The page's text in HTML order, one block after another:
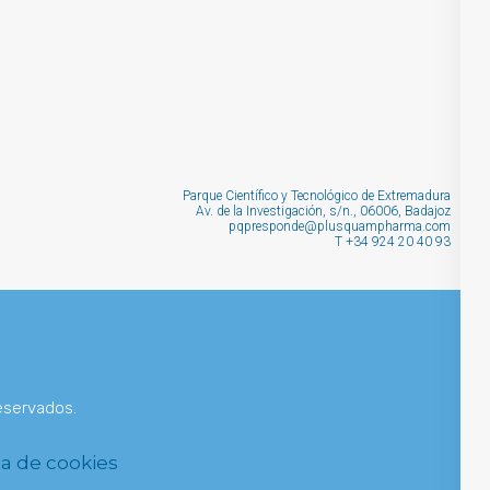
Parque Científico y Tecnológico de Extremadura
Av. de la Investigación, s/n., 06006, Badajoz
pqpresponde@plusquampharma.com
T +34 924 20 40 93
de cookies